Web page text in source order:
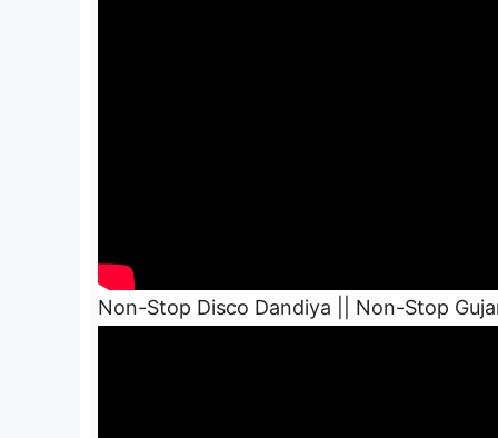
Non-Stop Disco Dandiya || Non-Stop